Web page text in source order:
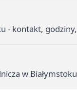
- kontakt,
w